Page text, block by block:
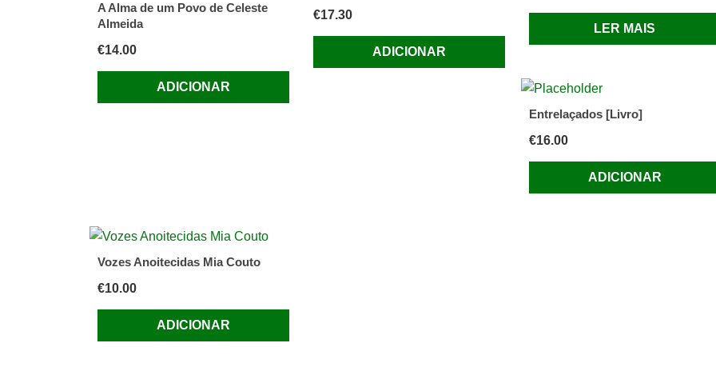
A Alma de um Povo de Celeste
Almeida
€14.00
ADICIONAR
€17.30
ADICIONAR
LER MAIS
Entrelaçados [Livro]
€16.00
ADICIONAR
Vozes Anoitecidas Mia Couto
€10.00
ADICIONAR